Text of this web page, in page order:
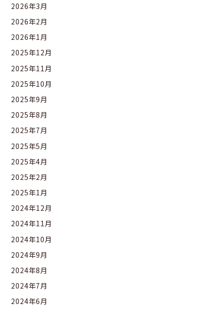
2026年3月
2026年2月
2026年1月
2025年12月
2025年11月
2025年10月
2025年9月
2025年8月
2025年7月
2025年5月
2025年4月
2025年2月
2025年1月
2024年12月
2024年11月
2024年10月
2024年9月
2024年8月
2024年7月
2024年6月